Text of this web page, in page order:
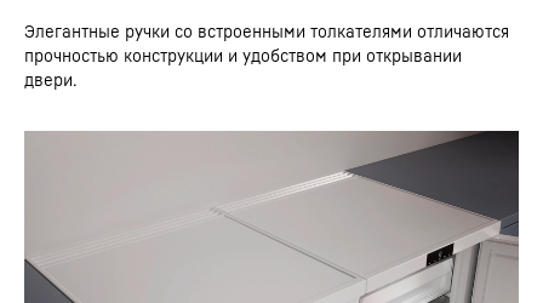
Элегантные ручки со встроенными толкателями отличаются
прочностью конструкции и удобством при открывании
двери.